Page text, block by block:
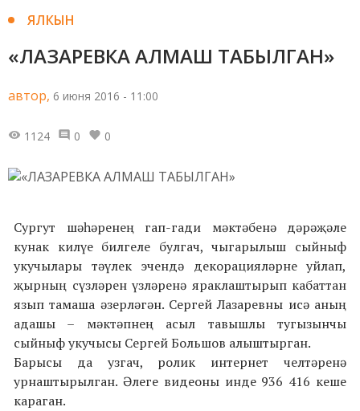
ЯЛКЫН
«ЛАЗАРЕВКА АЛМАШ ТАБЫЛГАН»
автор, 6 июня 2016 - 11:00
1124 0 0
Сургут шәһәренең гап-гади мәктәбенә дәрәҗәле
кунак килүе билгеле булгач, чыгарылыш сыйныф
укучылары тәүлек эчендә декорацияләрне уйлап,
җырның сүзләрен үзләренә яраклаштырып кабаттан
язып тамаша әзерләгән. Сергей Лазаревны исә аның
адашы – мәктәпнең асыл тавышлы тугызынчы
сыйныф укучысы Сергей Большов алыштырган.
Барысы да узгач, ролик интернет челтәренә
урнаштырылган. Әлеге видеоны инде 936 416 кеше
караган.